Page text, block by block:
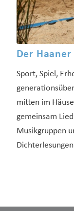
Der Haaner
Sport, Spiel,
mitten im
gemeinsam
Musikgruppen